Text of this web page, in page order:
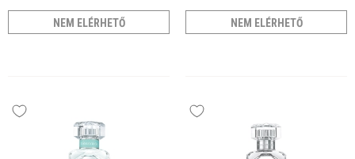
NEM ELÉRHETŐ NEM ELÉRHETŐ